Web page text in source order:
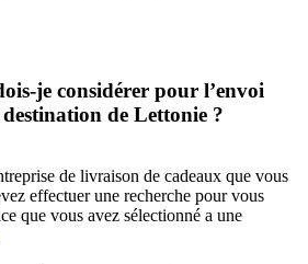
je considérer pour l’envoi
de Lettonie ?
de livraison de cadeaux que vous
effectuer une recherche pour vous
que vous avez sélectionné a une